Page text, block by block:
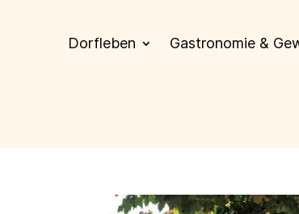
Dorfleben Gastronomie &